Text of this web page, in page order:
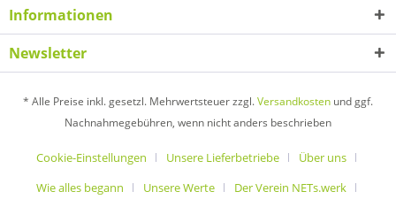
Informationen
Newsletter
* Alle Preise inkl. gesetzl. Mehrwertsteuer zzgl.Versandkosten und ggf.
Nachnahmegebühren, wenn nicht anders beschrieben
Cookie-Einstellungen Unsere Lieferbetriebe
Über uns
Wie alles begann
Unsere Werte Der Verein NETs.werk